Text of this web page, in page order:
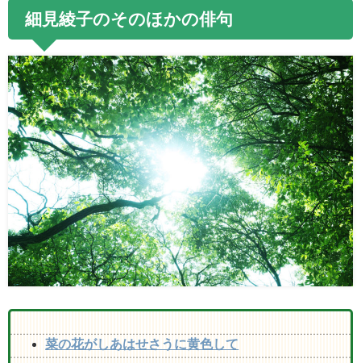
細見綾子のそのほかの俳句
菜の花がしあはせさうに黄色して